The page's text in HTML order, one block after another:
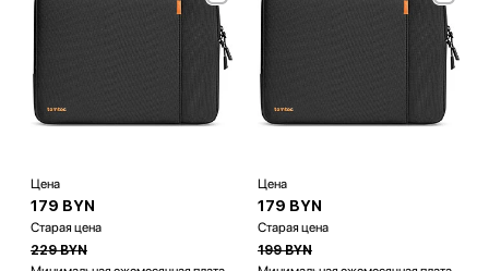
Цена
179 BYN
Старая цена
229 BYN
Цена
179 BYN
Старая цена
199 BYN